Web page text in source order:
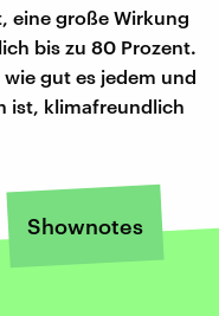
eine große Wirkung
bis zu 80 Prozent.
gut es jedem und
ist, klimafreundlich
Shownotes